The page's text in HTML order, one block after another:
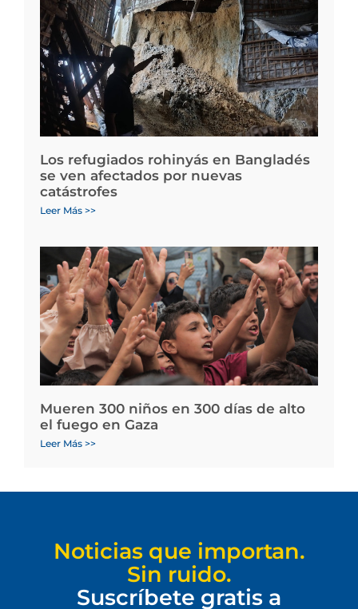
Los refugiados rohinyás en Bangladés
se ven afectados por nuevas
catástrofes
Leer Más >>
Mueren 300 niños en 300 días de alto
el fuego en Gaza
Leer Más >>
Noticias que importan.
Sin ruido.
Suscríbete gratis a